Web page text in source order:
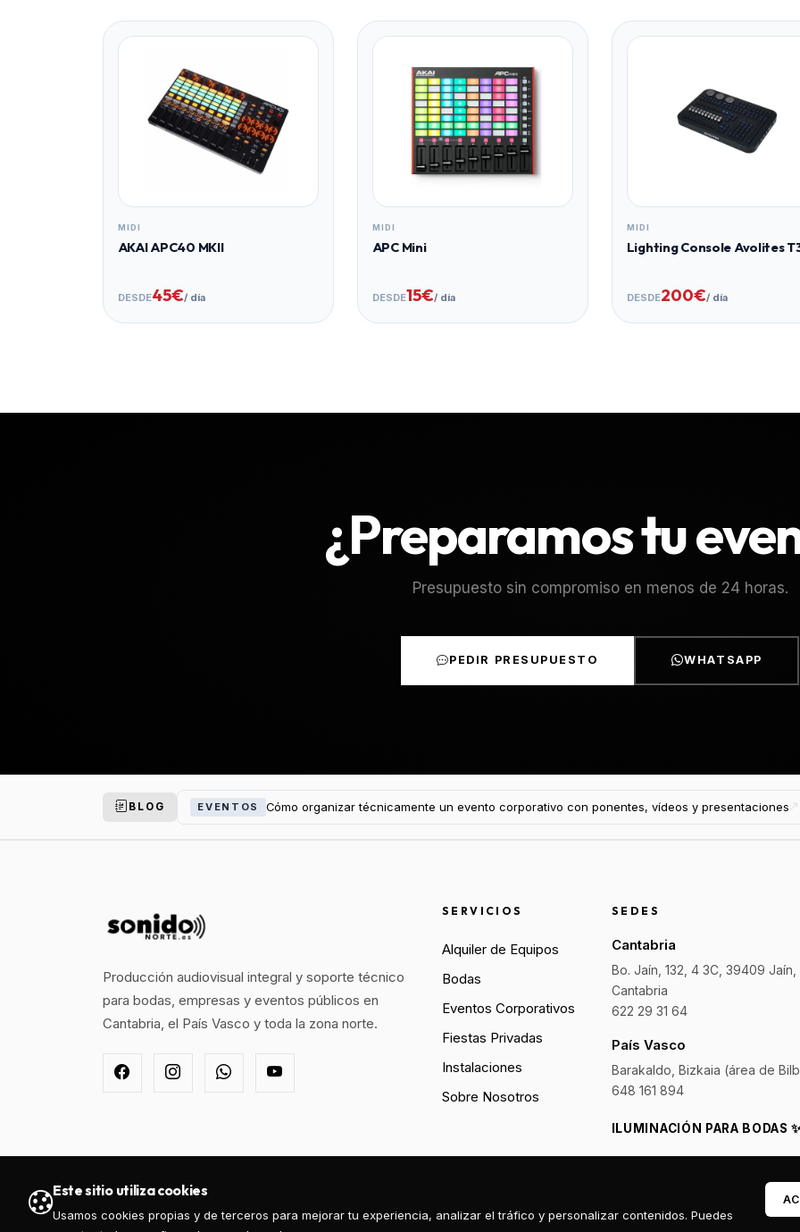
Comunicación USB
MIDI IN → MIDI OUT
USB MIDI → MIDI
Filtrado MIDI
Funcionamiento
Material
MIDI
AKAI APC40 MKII
DESDE45€/ día
MIDI
APC Mini
DESDE15€/ día
MIDI
Lighting Console Avolites
DESDE200€/ día
¿Preparamos tu
Presupuesto sin compromiso en menos de 24 horas.
PEDIR PRESUPUESTO WHATSAPP
BLOG EVENTOS Cómo organizar técnicamente un evento corporativo con ponentes, vídeos y presentaciones
Producción audiovisual integral y soporte técnico
para bodas, empresas y eventos públicos en
Cantabria, el País Vasco y toda la zona norte.
SERVICIOS
Alquiler de Equipos
Bodas
Eventos Corporativos
Fiestas Privadas
Instalaciones
Sobre Nosotros
SEDES
Cantabria
Bo. Jaín, 132, 4 3C, 39409 Jaín,
Cantabria
622 29 31 64
País Vasco
Barakaldo, Bizkaia (área de
648 161 894
ILUMINACIÓN PARA BODAS
Este sitio utiliza cookies
Usamos cookies propias y de terceros para mejorar tu experiencia, analizar el tráfico y personalizar contenidos. Puedes